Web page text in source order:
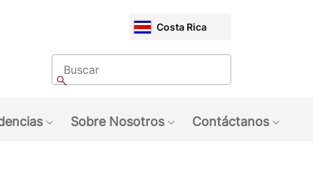
CHOOSE
MARKET
Costa Rica
Buscar
Buscar
Sobre Nosotros
Contáctanos